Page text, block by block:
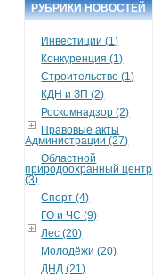
РУБРИКИ НОВОСТЕЙ
Инвестиции (1)
Конкуренция (1)
Строительство (1)
КДН и ЗП (2)
Роскомнадзор (2)
Правовые акты
Администрации (27)
Областной
природоохранный центр
(3)
Спорт (4)
ГО и ЧС (9)
Лес (20)
Молодёжи (20)
ДНД (21)